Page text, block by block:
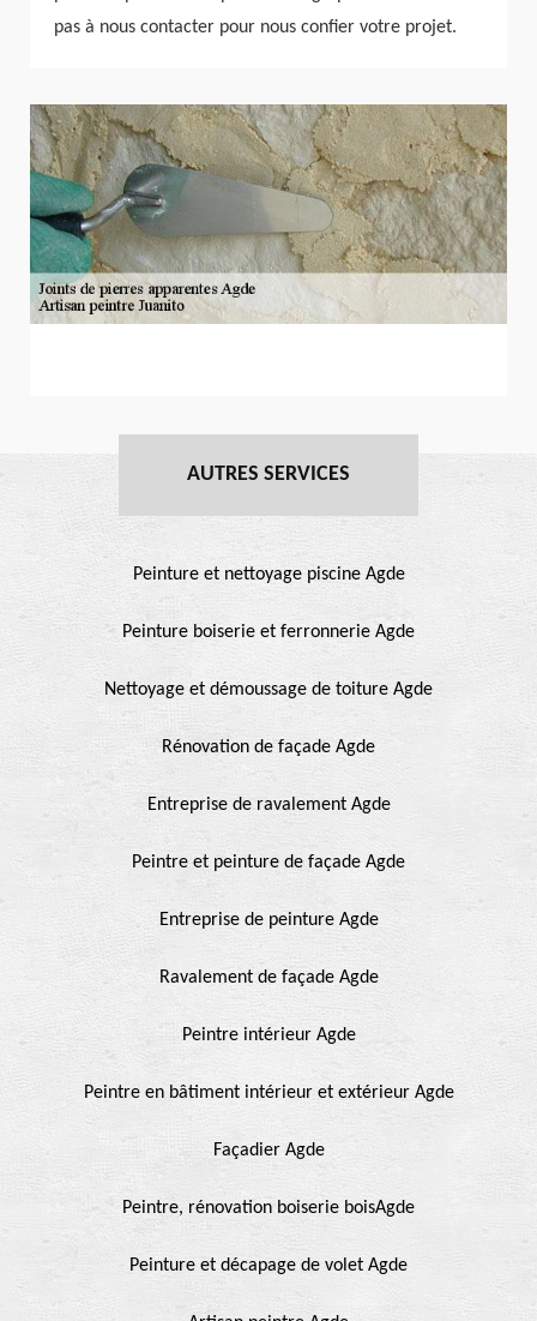
pas à nous contacter pour nous confier votre projet.
AUTRES SERVICES
Peinture et nettoyage piscine Agde
Peinture boiserie et ferronnerie Agde
Nettoyage et démoussage de toiture Agde
Rénovation de façade Agde
Entreprise de ravalement Agde
Peintre et peinture de façade Agde
Entreprise de peinture Agde
Ravalement de façade Agde
Peintre intérieur Agde
Peintre en bâtiment intérieur et extérieur Agde
Façadier Agde
Peintre, rénovation boiserie boisAgde
Peinture et décapage de volet Agde